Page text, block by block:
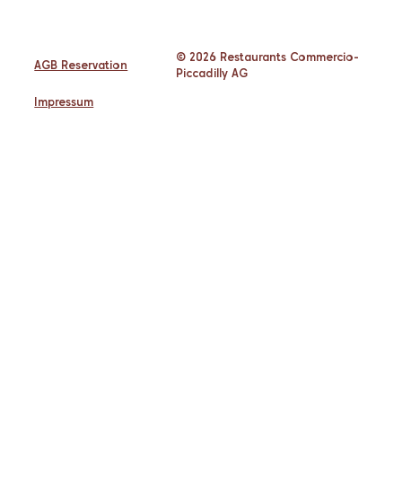
Impressum
AGB Reservation
© 2026 Restaurants Commercio-
Piccadilly AG